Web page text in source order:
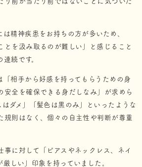
は精神疾患をお持ちの方が多いため、
とを汲み取るのが難しい」と感じること
続です。
「相手から好感を持ってもらうための身
安全を確保できる身だしなみ」が求めら
はダメ」「髪色は黒のみ」といったような
規則はなく、個々の自主性や判断が尊重
事に対して「ピアスやネックレス、ネイ
しい」印象を持っていました。